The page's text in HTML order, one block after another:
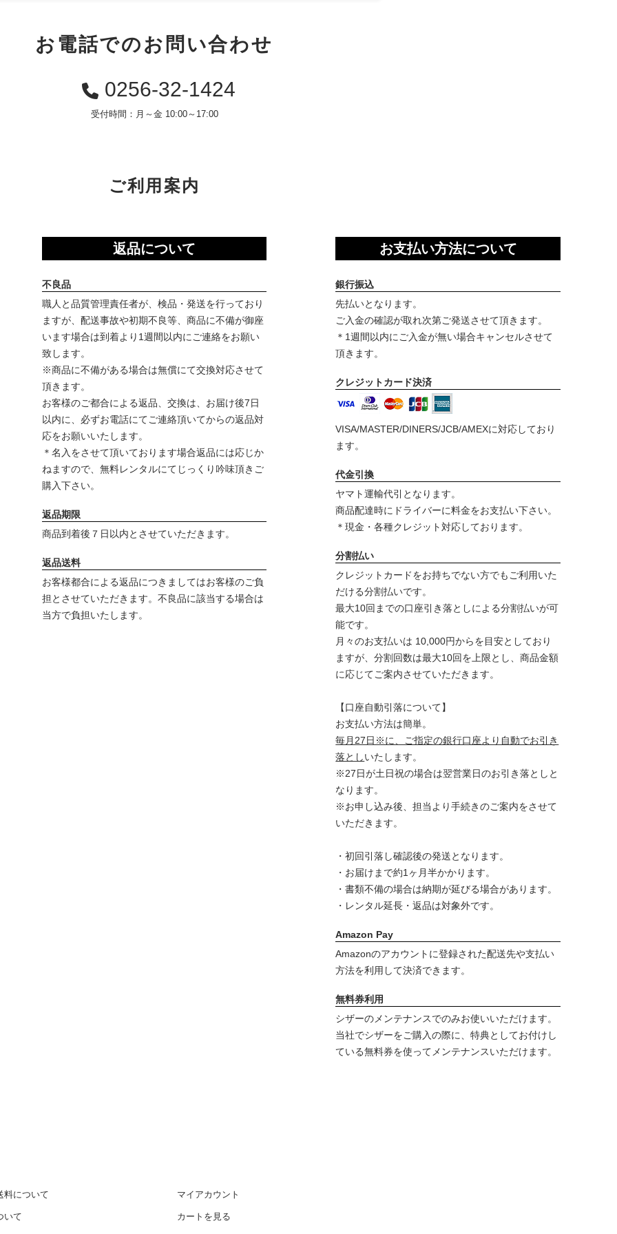
お電話でのお問い合わせ
0256-32-1424
受付時間：月～金 10:00～17:00
ご利用案内
返品について
不良品
職人と品質管理責任者が、検品・発送を行っており
ますが、配送事故や初期不良等、商品に不備が御座
います場合は到着より1週間以内にご連絡をお願い
致します。
※商品に不備がある場合は無償にて交換対応させて
頂きます。
お客様のご都合による返品、交換は、お届け後7日
以内に、必ずお電話にてご連絡頂いてからの返品対
応をお願いいたします。
＊名入をさせて頂いております場合返品には応じか
ねますので、無料レンタルにてじっくり吟味頂きご
購入下さい。
返品期限
商品到着後７日以内とさせていただきます。
返品送料
お客様都合による返品につきましてはお客様のご負
担とさせていただきます。不良品に該当する場合は
当方で負担いたします。
お支払い方法について
銀行振込
先払いとなります。
ご入金の確認が取れ次第ご発送させて頂きます。
＊1週間以内にご入金が無い場合キャンセルさせて
頂きます。
クレジットカード決済
VISA/MASTER/DINERS/JCB/AMEXに対応しており
ます。
代金引換
ヤマト運輸代引となります。
商品配達時にドライバーに料金をお支払い下さい。
＊現金・各種クレジット対応しております。
分割払い
クレジットカードをお持ちでない方でもご利用いた
だける分割払いです。
最大10回までの口座引き落としによる分割払いが可
能です。
月々のお支払いは 10,000円からを目安としており
ますが、分割回数は最大10回を上限とし、商品金額
に応じてご案内させていただきます。
【口座自動引落について】
お支払い方法は簡単。
毎月27日※に、ご指定の銀行口座より自動でお引き
落としいたします。
※27日が土日祝の場合は翌営業日のお引き落としと
なります。
※お申し込み後、担当より手続きのご案内をさせて
いただきます。
・初回引落し確認後の発送となります。
・お届けまで約1ヶ月半かかります。
・書類不備の場合は納期が延びる場合があります。
・レンタル延長・返品は対象外です。
Amazon Pay
Amazonのアカウントに登録された配送先や支払い
方法を利用して決済できます。
無料券利用
シザーのメンテナンスでのみお使いいただけます。
当社でシザーをご購入の際に、特典としてお付けし
ている無料券を使ってメンテナンスいただけます。
料について
いて
マイアカウント
カートを見る